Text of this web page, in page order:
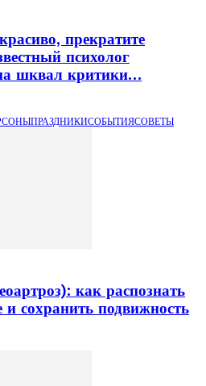
прекратите
психолог
шквал критики…
ПРАЗДНИКИСОБЫТИЯСОВЕТЫ
как распознать
и сохранить подвижность